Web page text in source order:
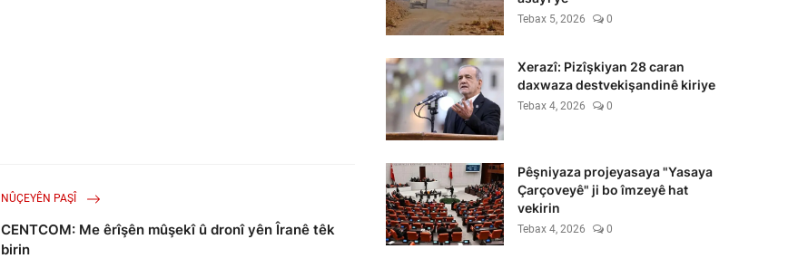
NÛÇEYÊN PAŞÎ
CENTCOM: Me êrîşên mûşekî û dronî yên Îranê têk
birin
Tebax 5, 2026 0
Xerazî: Pizîşkiyan 28 caran
daxwaza destvekişandinê kiriye
Tebax 4, 2026 0
Pêşniyaza projeyasaya "Yasaya
Çarçoveyê" ji bo îmzeyê hat
vekirin
Tebax 4, 2026 0